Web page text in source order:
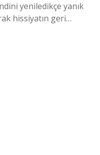
yeniledikçe yanık
hissiyatın geri…